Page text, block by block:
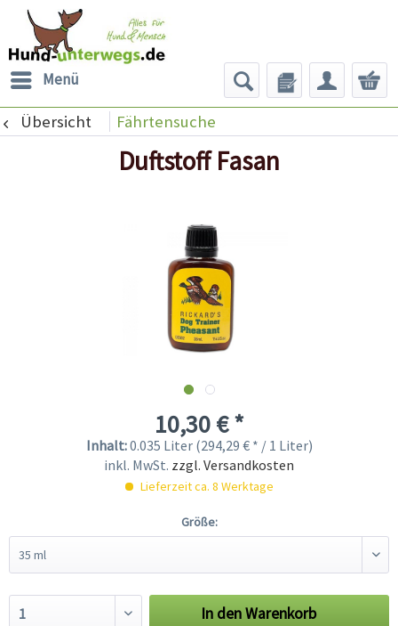
Menü
Übersicht Fährtensuche
Duftstoff Fasan
10,30 € *
Inhalt:0.035 Liter (294,29 € * / 1 Liter)
inkl. MwSt. zzgl. Versandkosten
Lieferzeit ca. 8 Werktage
Größe:
In denWarenkorb